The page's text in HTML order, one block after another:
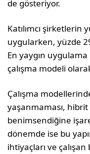
de gösteriyor.
Katılımcı şirketlerin
uygularken, yüzde
En yaygın
çalışma modeli
Çalışma
yaşanmaması, hibrit
benimsendiğine
dönemde ise bu
ihtiyaçları ve